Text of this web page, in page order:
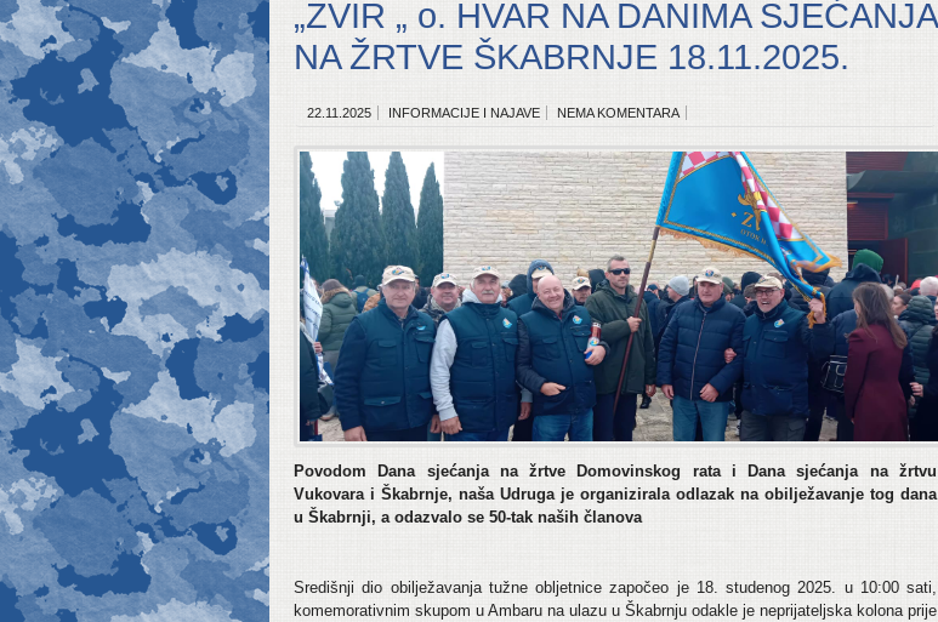
„ZVIR „ o. HVAR NA DANIMA SJEĆANJA
NA ŽRTVE ŠKABRNJE 18.11.2025.
22.11.2025 INFORMACIJE I NAJAVE NEMA KOMENTARA
Povodom Dana sjećanja na žrtve Domovinskog rata i Dana sjećanja na žrtvu
Vukovara i Škabrnje, naša Udruga je organizirala odlazak na obilježavanje tog dana
u Škabrnji, a odazvalo se 50-tak naših članova
Središnji dio obilježavanja tužne obljetnice započeo je 18. studenog 2025. u 10:00 sati,
komemorativnim skupom u Ambaru na ulazu u Škabrnju odakle je neprijateljska kolona prije